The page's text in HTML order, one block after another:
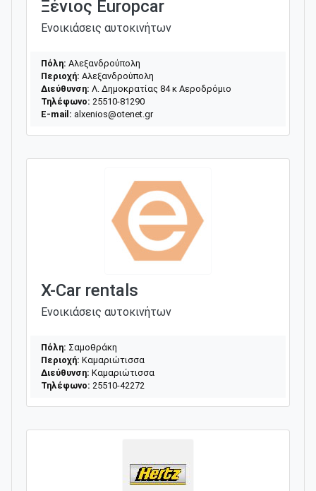
Ξένιος Europcar
Ενοικιάσεις αυτοκινήτων
Πόλη: Αλεξανδρούπολη
Περιοχή: Αλεξανδρούπολη
Διεύθυνση: Λ. Δημοκρατίας 84 κ Αεροδρόμιο
Τηλέφωνο: 25510-81290
E-mail: alxenios@otenet.gr
X-Car rentals
Ενοικιάσεις αυτοκινήτων
Πόλη: Σαμοθράκη
Περιοχή: Καμαριώτισσα
Διεύθυνση: Καμαριώτισσα
Τηλέφωνο: 25510-42272